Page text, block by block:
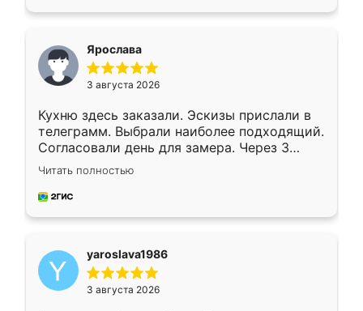
Ярослава
3 августа 2026
Кухню здесь заказали. Эскизы прислали в
телеграмм. Выбрали наиболее подходящий.
Согласовали день для замера. Через 3
недели кухня была уже готова. Остались
довольны работой. Спасибо Ренессанс
мебель за качественную работу!
Читать полностью
yaroslava1986
3 августа 2026